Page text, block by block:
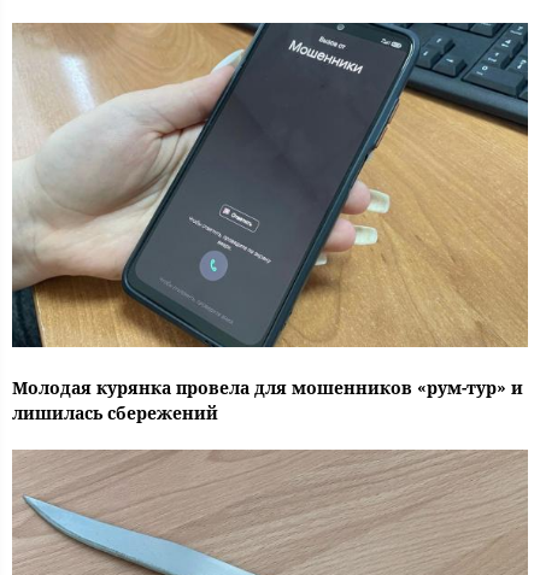
Молодая курянка провела для мошенников «рум-тур» и
лишилась сбережений